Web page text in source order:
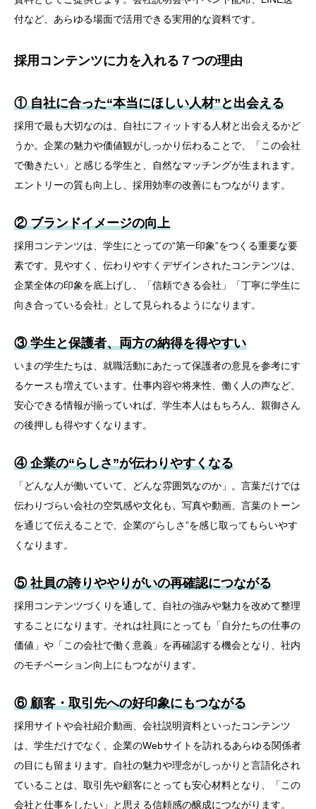
付など、あらゆる場面で活用できる実用的な資料です。
採用コンテンツに力を入れる７つの理由
① 自社に合った“本当にほしい人材”と出会える
採用で最も大切なのは、自社にフィットする人材と出会えるかど
うか。企業の魅力や価値観がしっかり伝わることで、「この会社
で働きたい」と感じる学生と、自然なマッチングが生まれます。
エントリーの質も向上し、採用効率の改善にもつながります。
② ブランドイメージの向上
採用コンテンツは、学生にとっての“第一印象”をつくる重要な要
素です。見やすく、伝わりやすくデザインされたコンテンツは、
企業全体の印象を底上げし、「信頼できる会社」「丁寧に学生に
向き合っている会社」として見られるようになります。
③ 学生と保護者、両方の納得を得やすい
いまの学生たちは、就職活動にあたって保護者の意見を参考にす
るケースも増えています。仕事内容や将来性、働く人の声など、
安心できる情報が揃っていれば、学生本人はもちろん、親御さん
の後押しも得やすくなります。
④ 企業の“らしさ”が伝わりやすくなる
「どんな人が働いていて、どんな雰囲気なのか」。言葉だけでは
伝わりづらい会社の空気感や文化も、写真や動画、言葉のトーン
を通じて伝えることで、企業の“らしさ”を感じ取ってもらいやす
くなります。
⑤ 社員の誇りややりがいの再確認につながる
採用コンテンツづくりを通して、自社の強みや魅力を改めて整理
することになります。それは社員にとっても「自分たちの仕事の
価値」や「この会社で働く意義」を再確認する機会となり、社内
のモチベーション向上にもつながります。
⑥ 顧客・取引先への好印象にもつながる
採用サイトや会社紹介動画、会社説明資料といったコンテンツ
は、学生だけでなく、企業のWebサイトを訪れるあらゆる関係者
の目にも留まります。自社の魅力や理念がしっかりと言語化され
ていることは、取引先や顧客にとっても安心材料となり、「この
会社と仕事をしたい」と思える信頼感の醸成につながります。